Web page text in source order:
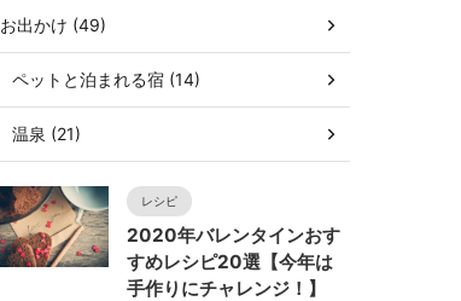
お出かけ (49)
ペットと泊まれる宿 (14)
温泉 (21)
レシピ
2020年バレンタインおす
すめレシピ20選【今年は
手作りにチャレンジ！】